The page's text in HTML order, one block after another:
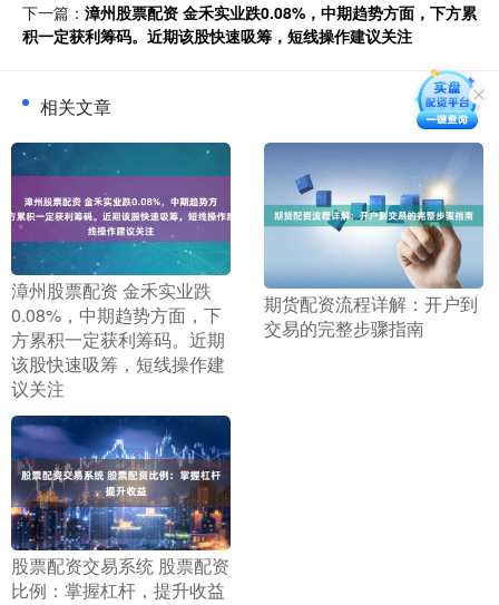
下一篇： 漳州股票配资 金禾实业跌0.08%，中期趋势方面，下方累
积一定获利筹码。近期该股快速吸筹，短线操作建议关注
相关文章
​漳州股票配资 金禾实业跌
0.08%，中期趋势方面，下
方累积一定获利筹码。近期
该股快速吸筹，短线操作建
议关注
​期货配资流程详解：开户到
交易的完整步骤指南
​股票配资交易系统 股票配资
比例：掌握杠杆，提升收益